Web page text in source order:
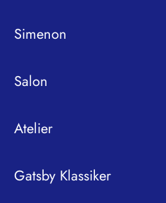
Simenon
Salon
Atelier
Gatsby Klassiker